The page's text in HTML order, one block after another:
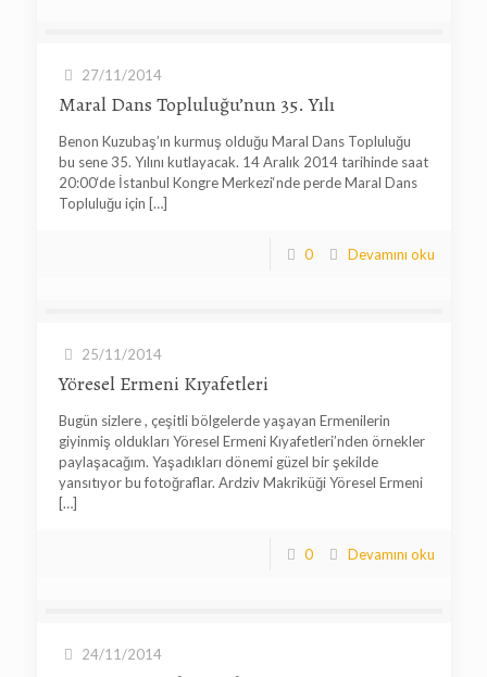
27/11/2014
Maral Dans Topluluğu’nun 35. Yılı
Benon Kuzubaş’ın kurmuş olduğu Maral Dans Topluluğu
bu sene 35. Yılını kutlayacak. 14 Aralık 2014 tarihinde saat
20:00‘de İstanbul Kongre Merkezi‘nde perde Maral Dans
Topluluğu için […]
0 Devamını oku
25/11/2014
Yöresel Ermeni Kıyafetleri
Bugün sizlere , çeşitli bölgelerde yaşayan Ermenilerin
giyinmiş oldukları Yöresel Ermeni Kıyafetleri’nden örnekler
paylaşacağım. Yaşadıkları dönemi güzel bir şekilde
yansıtıyor bu fotoğraflar. Ardziv Makriküği Yöresel Ermeni
[…]
0 Devamını oku
24/11/2014